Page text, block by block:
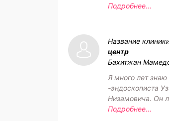
Подробнее...
Название
центр
Бахитжан
Я много лет
-эндоскописта
Низамовича. Он
Подробнее...